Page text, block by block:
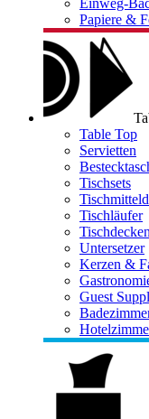
Einweg-
Papiere &
Table Top
Servietten
Tischsets
Tischläufer
Tischdecken
Untersetzer
Kerzen &
Guest